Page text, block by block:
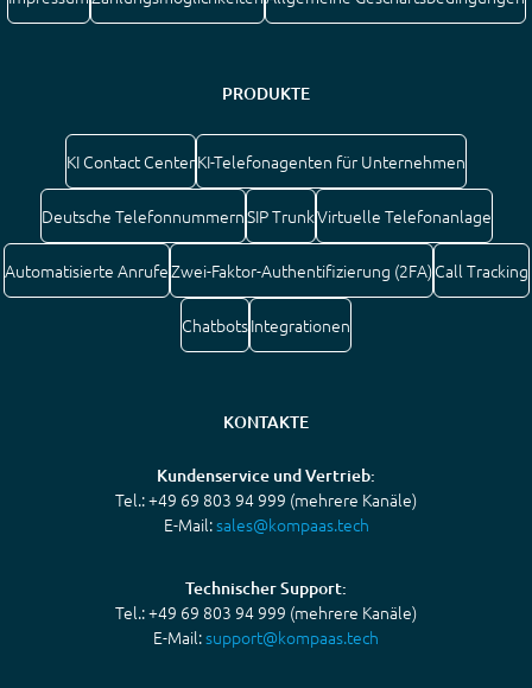
PRODUKTE
KI Contact CenterKI-Telefonagenten für Unternehmen
Deutsche TelefonnummernSIP TrunkVirtuelle Telefonanlage
Automatisierte AnrufeZwei-Faktor-Authentifizierung (2FA)Call Tracking
ChatbotsIntegrationen
KONTAKTE
Kundenservice und Vertrieb:
Tel.: +49 69 803 94 999 (mehrere Kanäle)
E-Mail:sales@kompaas.tech
Technischer Support:
Tel.: +49 69 803 94 999 (mehrere Kanäle)
E-Mail:support@kompaas.tech